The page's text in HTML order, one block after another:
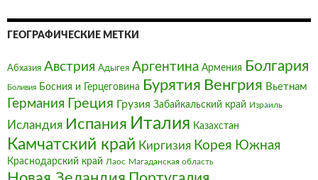
ГЕОГРАФИЧЕСКИЕ МЕТКИ
Абхазия Австрия‎ Адыгея Аргентина Армения Болгария‎
Боливия Босния и Герцеговина Бурятия Венгрия Вьетнам
Германия Греция Грузия Забайкальский край Израиль
Исландия Испания Италия‎ Казахстан
Камчатский край Киргизия Корея Южная
Краснодарский край Лаос Магаданская область